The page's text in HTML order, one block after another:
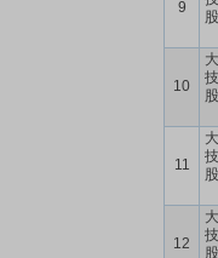
9
10
11
12